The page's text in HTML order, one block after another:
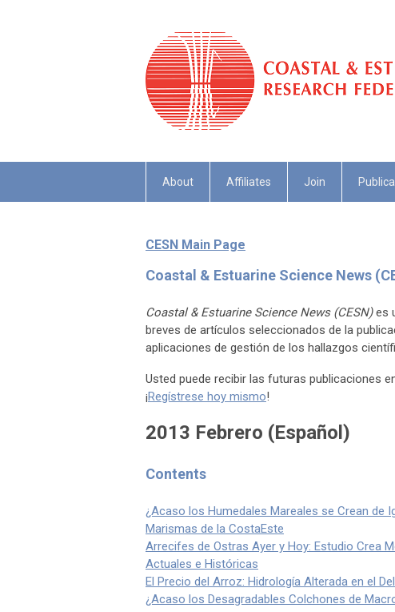
About Affiliates Join
CESN Main Page
Coastal & Estuarine Science News
Coastal & Estuarine Science News (CESN)es
breves de artículos seleccionados de la
aplicaciones de gestión de los hallazgos
Usted puede recibir las futuras publicaciones
¡Regístrese hoy mismo!
2013 Febrero (Español)
Contents
¿Acaso los Humedales Mareales se Crean de
Marismas de la CostaEste
Arrecifes de Ostras Ayer y Hoy: Estudio Crea
Actuales e Históricas
El Precio del Arroz: Hidrología Alterada en el
¿Acaso los Desagradables Colchones de